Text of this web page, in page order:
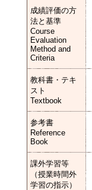
成績評価の方
法と基準
Course
Evaluation
Method and
Criteria
教科書・テキ
スト
Textbook
参考書
Reference
Book
課外学習等
（授業時間外
学習の指示）